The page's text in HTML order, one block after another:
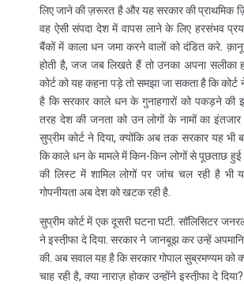
लिए जाने की ज़रूरत है और यह सरकार की प्राथमिक
वह ऐसी संपदा देश में वापस लाने के लिए हरसंभव
बैंकों में काला धन जमा करने वालों को दंडित करे.
होती है, जज जब लिखते हैं तो उनका अपना सलीका
कोर्ट को यह कहना पड़े तो समझा जा सकता है कि कोर्ट
है कि सरकार काले धन के गुनाहगारों को पकड़ने की
तरह देश की जनता को उन लोगों के नामों का इंतजार
सुप्रीम कोर्ट ने दिया, क्योंकि अब तक सरकार यह भी
कि काले धन के मामले में किन-किन लोगों से पूछताछ
की लिस्ट में शामिल लोगों पर जांच चल रही है भी
गोपनीयता अब देश को खटक रही है.
सुप्रीम कोर्ट में एक दूसरी घटना घटी. सॉलिसिटर
ने इस्ती़फा दे दिया. सरकार ने जानबूझ कर उन्हें
की. अब सवाल यह है कि सरकार गोपाल सुब्रमण्यम को
चाह रही है, क्या नाराज़ होकर उन्होंने इस्ती़फा दे